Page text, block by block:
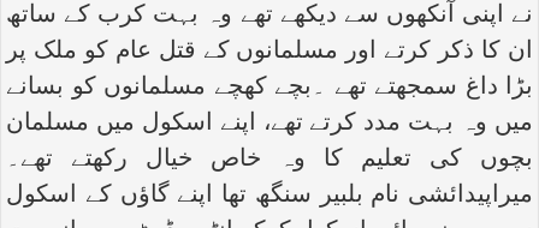
نے اپنی آنکھوں سے دیکھے تھے وہ بہت کرب کے ساتھ
ان کا ذکر کرتے اور مسلمانوں کے قتل عام کو ملک پر
بڑا داغ سمجھتے تھے ۔بچے کھچے مسلمانوں کو بسانے
میں وہ بہت مدد کرتے تھے، اپنے اسکول میں مسلمان
بچوں کی تعلیم کا وہ خاص خیال رکھتے تھے۔
میراپیدائشی نام بلبیر سنگھ تھا اپنے گاؤں کے اسکول